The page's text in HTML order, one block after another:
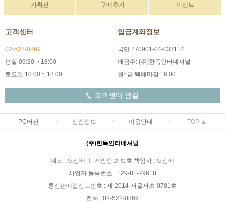
기획전 구매후기 이벤트
고객센터
02-522-0869
평일 09:30 ~ 18:00
토요일 10:00 ~ 18:00
입금계좌정보
국민 270901-04-033114
예금주: (주)한독인터네셔널
월~금 택배마감 16:00
고객센터 연결
PC버전 상점정보 이용안내 TOP ▲
(주)한독인터네셔널
대표 : 오상배 ㅣ 개인정보 보호 책임자 : 오상배
사업자 등록번호 : 129-81-79618
통신판매업신고번호 : 제 2014-서울서초-0781호
전화 : 02-522-0869